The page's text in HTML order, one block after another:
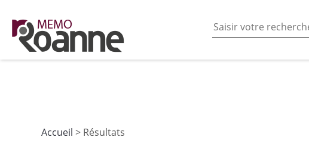
En poursuivant votre navigation sur ce site vous acceptez
les fonctionnalités de partages de contenu sur les réseaux
Accueil > Résultats